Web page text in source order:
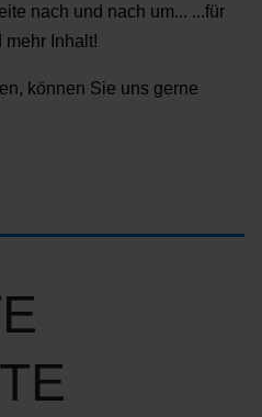
nach und nach um... ...für
mehr Inhalt!
können Sie uns gerne